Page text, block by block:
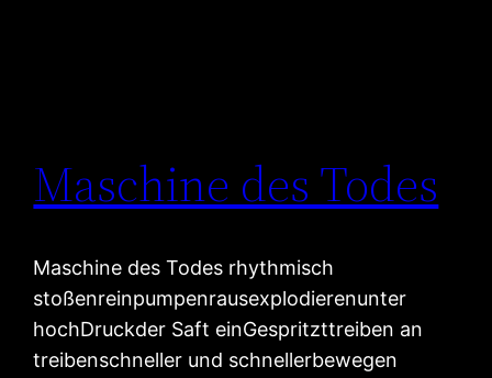
Maschine des Todes
Maschine des Todes rhythmisch
stoßenreinpumpenrausexplodierenunter
hochDruckder Saft einGespritzttreiben an
treibenschneller und schnellerbewegen